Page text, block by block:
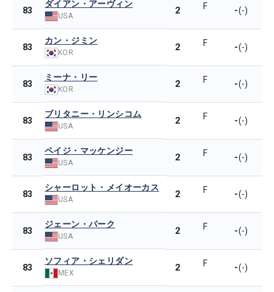
83
ダイアン・アーヴィン
USA 2 F -(-)
83
カン・ジミン
KOR 2 F -(-)
83
ミーナ・リー
KOR 2 F -(-)
83
ブリタニー・リンシコム
USA 2 F -(-)
83
ペイジ・マッケンジー
USA 2 F -(-)
83
シャーロット・メイオーカス
USA 2 F -(-)
83
ジェーン・パーク
USA 2 F -(-)
83
ソフィア・シェリダン
MEX 2 F -(-)